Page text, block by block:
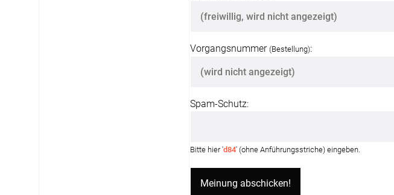
Vorgangsnummer (Bestellung):
Spam-Schutz:
Bitte hier 'd84' (ohne Anführungsstriche) eingeben.